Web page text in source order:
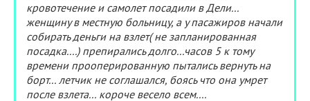
кровотечение и самолет посадили в Дели...
женщину в местную больницу, а у пасажиров начали
собирать деньги на взлет( не запланированная
посадка....) препирались долго...часов 5 к тому
времени прооперированную пытались вернуть на
борт... летчик не соглашался, боясь что она умрет
после взлета... короче весело всем....